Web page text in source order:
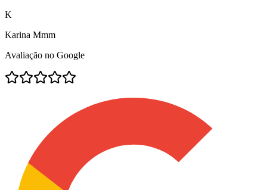
K
Karina Mmm
Avaliação no Google